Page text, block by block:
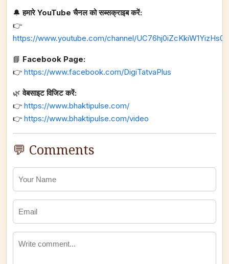
🔔हमारे YouTube चैनल को सब्सक्राइब करें:
👉
https://www.youtube.com/channel/
📘 Facebook Page:
👉 https://www.facebook.com/DigiTatvaPlus
🌿वेबसाइट विजिट करें:
👉 https://www.bhaktipulse.com/
👉 https://www.bhaktipulse.com/video
💬 Comments